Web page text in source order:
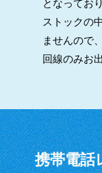
となってお
ストックの
ませんので
回線のみお
携帯電話